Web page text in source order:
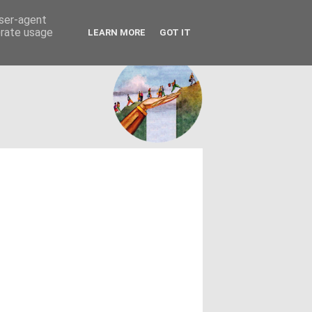
FACEBOOK
θεσμών - κοινωνίας
agent
usage
LEARN MORE GOT IT